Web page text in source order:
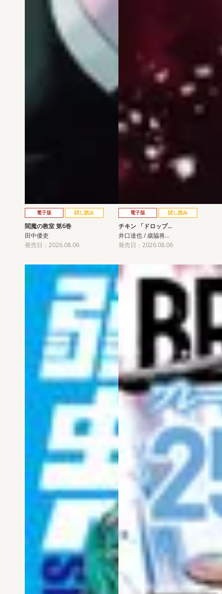
電子版 試し読み
閻魔の教室 第6巻
田中優吏
発売日：2026.08.06
電子版 試し読み
チキン 「ドロップ…
井口達也 / 歳脇将…
発売日：2026.08.06